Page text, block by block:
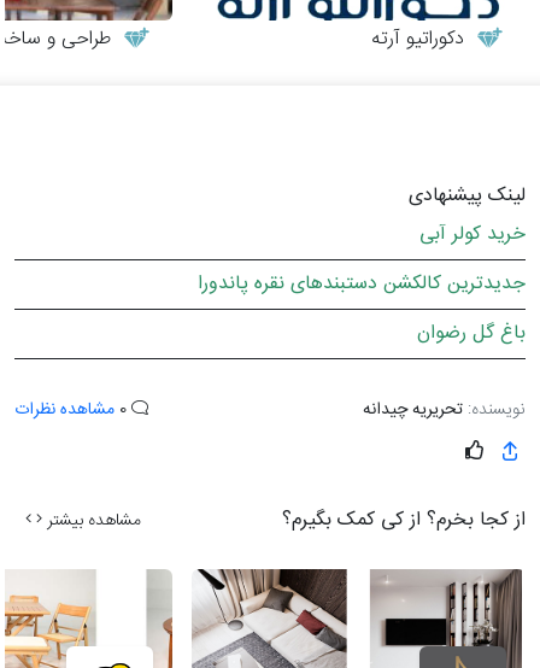
دکوراتیو آرته طراحی و ساخت
لینک پیشنهادی
خرید کولر آبی
جدیدترین کالکشن دستبندهای نقره پاندورا
باغ گل رضوان
نویسنده: تحریریه چیدانه مشاهده نظرات
از کجا بخرم؟ از کی کمک بگیرم؟ مشاهده بیشتر